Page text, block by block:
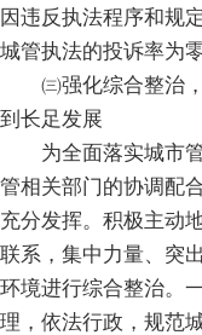
因违反执法程序和规
城管执法的投诉率为零
㈢强化综合整治，
到长足发展
为全面落实城市管
管相关部门的协调配
充分发挥。积极主动
联系，集中力量、突
环境进行综合整治。
理，依法行政，规范